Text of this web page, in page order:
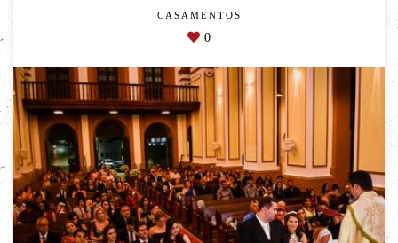
CASAMENTOS
0